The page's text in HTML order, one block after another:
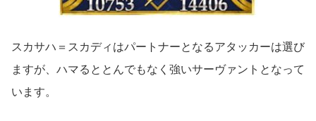
スカサハ＝スカディはパートナーとなるアタッカーは選び
ますが、ハマるととんでもなく強いサーヴァントとなって
います。